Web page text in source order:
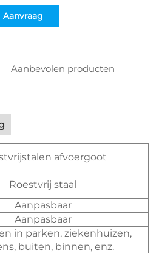
Aanvraag
Aanbevolen producten
afvoergoot
Roestvrij staal
Aanpasbaar
Aanpasbaar
in parken, ziekenhuizen,
buiten, binnen, enz.